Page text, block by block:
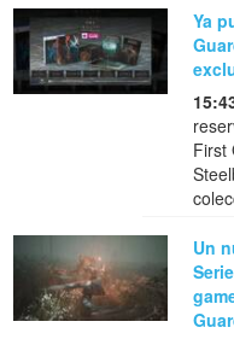
Ya
First
Un